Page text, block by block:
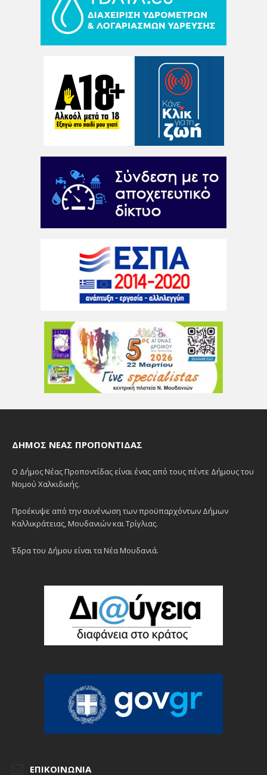
ΔΉΜΟΣ ΝΈΑΣ ΠΡΟΠΟΝΤΊΔΑΣ
Ο Δήμος Νέας Προποντίδας είναι ένας από τους πέντε Δήμους του
Νομού Χαλκιδικής.
Προέκυψε από την συνένωση των προϋπαρχόντων Δήμων
Καλλικράτειας, Μουδανιών και Τρίγλιας.
Έδρα του Δήμου είναι τα Νέα Μουδανιά.
ΕΠΙΚΟΙΝΩΝΊΑ